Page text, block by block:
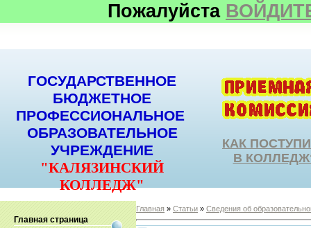
Пожалуйста
ГОСУДАРСТВЕННОЕ
БЮДЖЕТНОЕ
ПРОФЕССИОНАЛЬНОЕ
ОБРАЗОВАТЕЛЬНОЕ
УЧРЕЖДЕНИЕ
"КАЛЯЗИНСКИЙ
КОЛЛЕДЖ"
КАК
В
Главная страница
Главная » Статьи » Сведения об